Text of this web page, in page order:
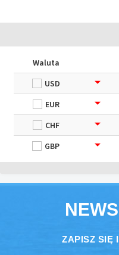
Waluta
USD
EUR
CHF
GBP
ZAPISZ SIĘ